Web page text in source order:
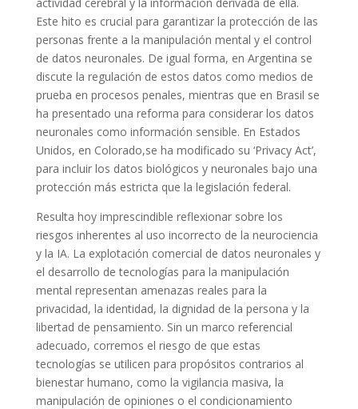
Este hito es crucial para garantizar la protección de las
personas frente a la manipulación mental y el control
de datos neuronales. De igual forma, en Argentina se
discute la regulación de estos datos como medios de
prueba en procesos penales, mientras que en Brasil se
ha presentado una reforma para considerar los datos
neuronales como información sensible. En Estados
Unidos, en Colorado,se ha modificado su ‘Privacy Act’,
para incluir los datos biológicos y neuronales bajo una
protección más estricta que la legislación federal.
Resulta hoy imprescindible reflexionar sobre los
riesgos inherentes al uso incorrecto de la neurociencia
y la IA. La explotación comercial de datos neuronales y
el desarrollo de tecnologías para la manipulación
mental representan amenazas reales para la
privacidad, la identidad, la dignidad de la persona y la
libertad de pensamiento. Sin un marco referencial
adecuado, corremos el riesgo de que estas
tecnologías se utilicen para propósitos contrarios al
bienestar humano, como la vigilancia masiva, la
manipulación de opiniones o el condicionamiento